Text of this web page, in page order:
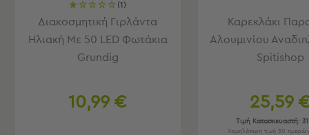
(1)
Διακοσμητική Γιρλάντα
Ηλιακή Με 50 LED Φωτάκια
Grundig
10,99 €
Καρεκλάκι
Αλουμινίου
Spitishop
25,59
Τιμή Κατασκευαστή:
Χαμηλότερη τιμή 30